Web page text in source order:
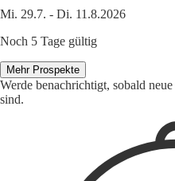
Mi. 29.7. - Di. 11.8.2026
Noch 5 Tage gültig
Mehr Prospekte
Werde benachrichtigt, sobald
sind.